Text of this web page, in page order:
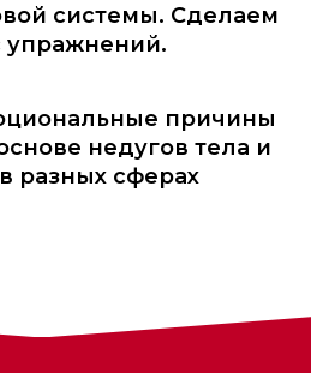
системы. Сделаем
упражнений.
причины
недугов тела и
разных сферах